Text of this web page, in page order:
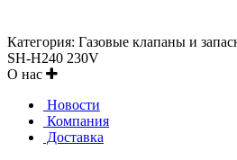
Категория: Газовые клапаны и
SH-H240 230V
О нас
Новости
Компания
Доставка